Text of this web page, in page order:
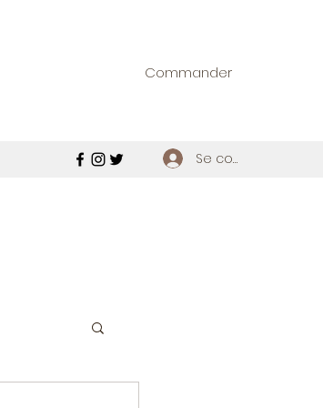
Commander
Se connecter